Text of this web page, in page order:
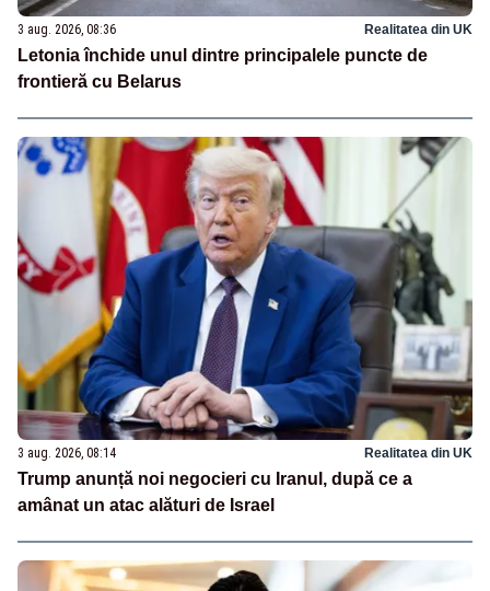
3 aug. 2026, 08:36 Realitatea din UK
Letonia închide unul dintre principalele puncte de
frontieră cu Belarus
3 aug. 2026, 08:14 Realitatea din UK
Trump anunță noi negocieri cu Iranul, după ce a
amânat un atac alături de Israel